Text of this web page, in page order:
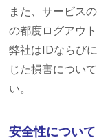
また、サービス
の都度ログアウ
弊社はIDならび
じた損害につい
い。
安全性について